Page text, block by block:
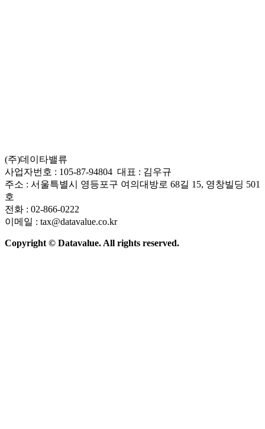
(주)데이타밸류
사업자번호 : 105-87-94804 대표 : 김우규
주소 : 서울특별시 영등포구 여의대방로 68길 15, 영창빌딩 501
호
전화 : 02-866-0222
이메일 : tax@datavalue.co.kr
Copyright © Datavalue. All rights reserved.